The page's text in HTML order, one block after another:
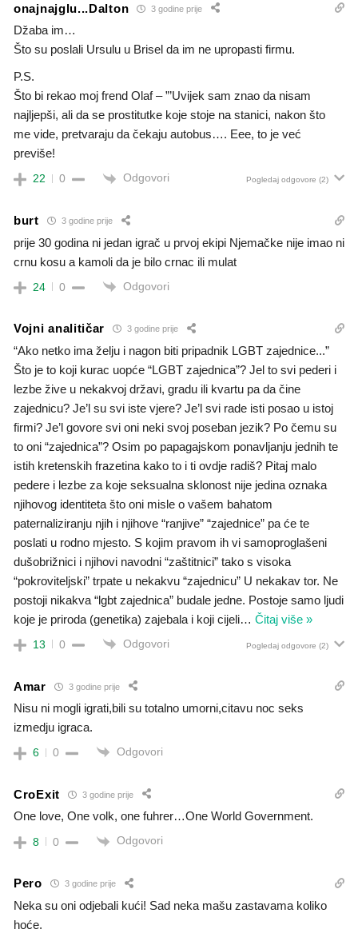
onajnajglu...Dalton 3 godine prije
Džaba im…
Što su poslali Ursulu u Brisel da im ne upropasti firmu.
P.S.
Što bi rekao moj frend Olaf – ”’Uvijek sam znao da nisam
najljepši, ali da se prostitutke koje stoje na stanici, nakon što
me vide, pretvaraju da čekaju autobus…. Eee, to je već
previše!
22 0 Odgovori Pogledaj odgovore (2)
burt 3 godine prije
prije 30 godina ni jedan igrač u prvoj ekipi Njemačke nije imao ni
crnu kosu a kamoli da je bilo crnac ili mulat
24 0 Odgovori
Vojni analitičar 3 godine prije
“Ako netko ima želju i nagon biti pripadnik LGBT zajednice...”
Što je to koji kurac uopće “LGBT zajednica”? Jel to svi pederi i
lezbe žive u nekakvoj državi, gradu ili kvartu pa da čine
zajednicu? Je’l su svi iste vjere? Je’l svi rade isti posao u istoj
firmi? Je’l govore svi oni neki svoj poseban jezik? Po čemu su
to oni “zajednica”? Osim po papagajskom ponavljanju jednih te
istih kretenskih frazetina kako to i ti ovdje radiš? Pitaj malo
pedere i lezbe za koje seksualna sklonost nije jedina oznaka
njihovog identiteta što oni misle o vašem bahatom
paternaliziranju njih i njihove “ranjive” “zajednice” pa će te
poslati u rodno mjesto. S kojim pravom ih vi samoproglašeni
dušobrižnici i njihovi navodni “zaštitnici” tako s visoka
“pokroviteljski” trpate u nekakvu “zajednicu” U nekakav tor. Ne
postoji nikakva “lgbt zajednica” budale jedne. Postoje samo ljudi
koje je priroda (genetika) zajebala i koji cijeli… Čitaj više »
13 0 Odgovori Pogledaj odgovore (2)
Amar 3 godine prije
Nisu ni mogli igrati,bili su totalno umorni,citavu noc seks
izmedju igraca.
6 0 Odgovori
CroExit 3 godine prije
One love, One volk, one fuhrer…One World Government.
8 0 Odgovori
Pero 3 godine prije
Neka su oni odjebali kući! Sad neka mašu zastavama koliko
hoće.